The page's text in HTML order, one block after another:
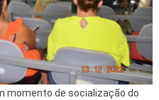
momento de socialização do